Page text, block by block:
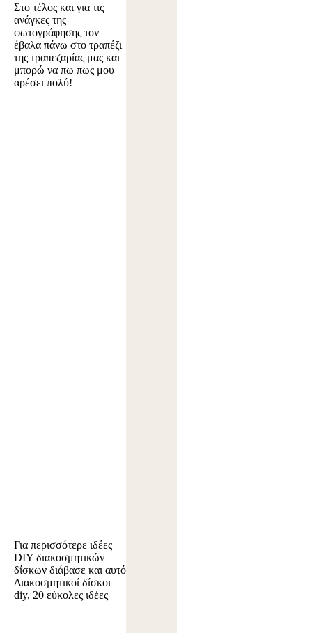
Στο τέλος και για τις
ανάγκες της
φωτογράφησης τον
έβαλα πάνω στο τραπέζι
της τραπεζαρίας μας και
μπορώ να πω πως μου
αρέσει πολύ!
Για περισσότερε ιδέες
DIY διακοσμητικών
δίσκων διάβασε και αυτό
Διακοσμητικοί δίσκοι
diy, 20 εύκολες ιδέες